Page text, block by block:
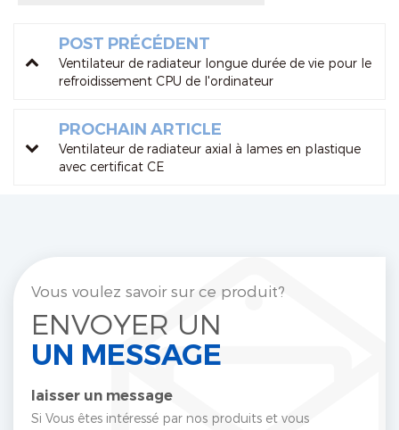
POST PRÉCÉDENT
Ventilateur de radiateur longue durée de vie pour le
refroidissement CPU de l'ordinateur
PROCHAIN ARTICLE
Ventilateur de radiateur axial à lames en plastique
avec certificat CE
Vous voulez savoir sur ce produit?
ENVOYER UN
UN MESSAGE
laisser un message
Si Vous êtes intéressé par nos produits et vous